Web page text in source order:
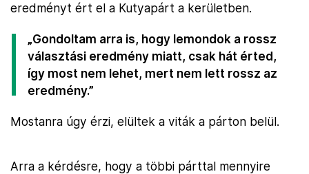
eredményt ért el a Kutyapárt a kerületben.
„Gondoltam arra is, hogy lemondok a rossz
választási eredmény miatt, csak hát érted,
így most nem lehet, mert nem lett rossz az
eredmény.”
Mostanra úgy érzi, elültek a viták a párton belül.
Arra a kérdésre, hogy a többi párttal mennyire